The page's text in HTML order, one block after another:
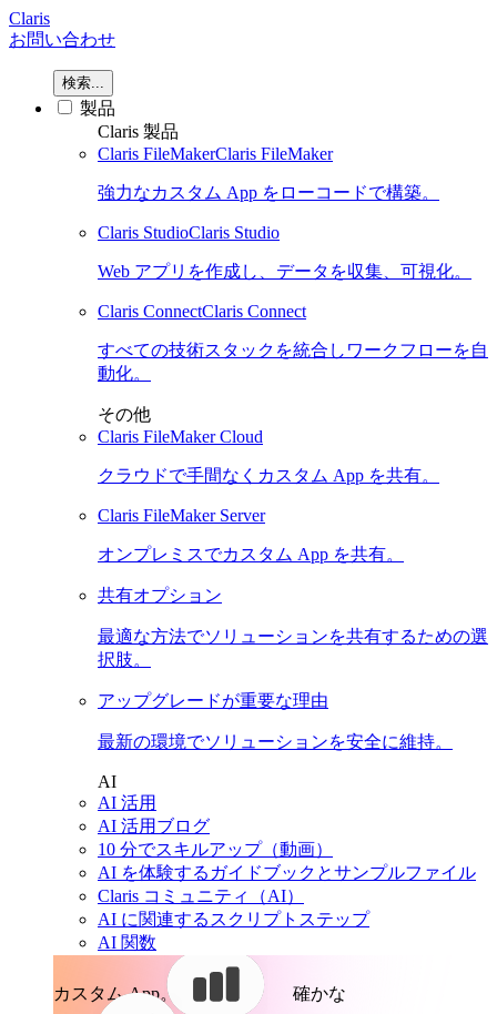
Claris
お問い合わせ
検索...
製品
Claris 製品
Claris FileMakerClaris FileMaker
強力なカスタム App をローコードで構築。
Claris StudioClaris Studio
Web アプリを作成し、データを収集、可視化。
Claris ConnectClaris Connect
すべての技術スタックを統合しワークフローを自
動化。
その他
Claris FileMaker Cloud
クラウドで手間なくカスタム App を共有。
Claris FileMaker Server
オンプレミスでカスタム App を共有。
共有オプション
最適な方法でソリューションを共有するための選
択肢。
アップグレードが重要な理由
最新の環境でソリューションを安全に維持。
AI
AI 活用
AI 活用ブログ
10 分でスキルアップ（動画）
AI を体験するガイドブックとサンプルファイル
Claris コミュニティ（AI）
AI に関連するスクリプトステップ
AI 関数
カスタム App。 確かな